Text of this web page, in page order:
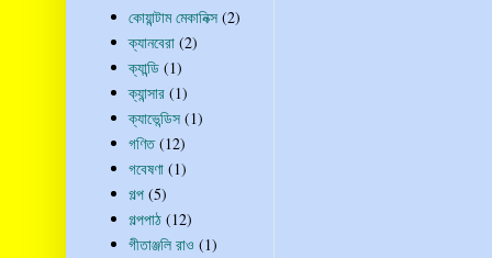
কোয়ান্টাম মেকানিক্স (2)
ক্যানবেরা (2)
ক্যান্ডি (1)
ক্যান্সার (1)
ক্যাভেন্ডিস (1)
গণিত (12)
গবেষণা (1)
গল্প (5)
গল্পপাঠ (12)
গীতাঞ্জলি রাও (1)